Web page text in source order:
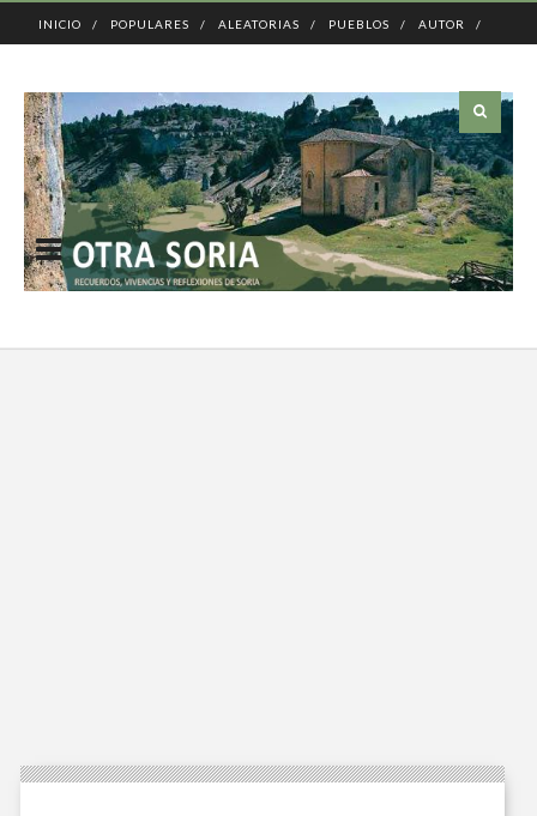
INICIO POPULARES ALEATORIAS PUEBLOS AUTOR